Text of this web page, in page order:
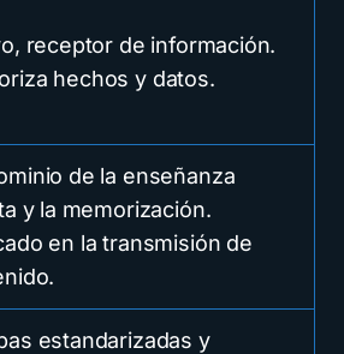
receptor de información.
hechos y datos.
de la enseñanza
y la memorización.
en la transmisión de
estandarizadas y